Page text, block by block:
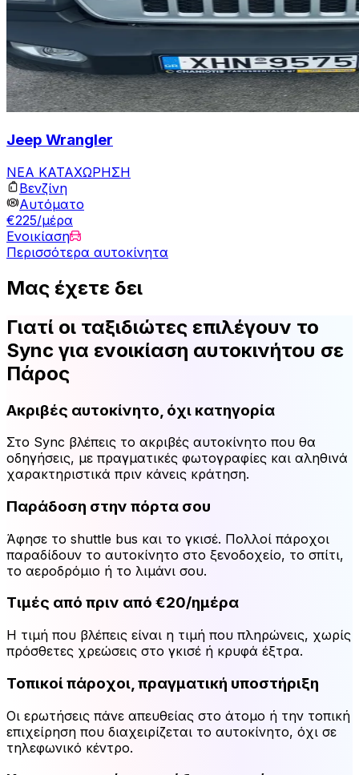
Jeep Wrangler
ΝΕΑ ΚΑΤΑΧΩΡΗΣΗ
Βενζίνη
Αυτόματο
€225/μέρα
Ενοικίαση
Περισσότερα αυτοκίνητα
Μας έχετε δει
Γιατί οι ταξιδιώτες επιλέγουν το
Sync για ενοικίαση αυτοκινήτου σε
Πάρος
Ακριβές αυτοκίνητο, όχι κατηγορία
Στο Sync βλέπεις το ακριβές αυτοκίνητο που θα
οδηγήσεις, με πραγματικές φωτογραφίες και αληθινά
χαρακτηριστικά πριν κάνεις κράτηση.
Παράδοση στην πόρτα σου
Άφησε το shuttle bus και το γκισέ. Πολλοί πάροχοι
παραδίδουν το αυτοκίνητο στο ξενοδοχείο, το σπίτι,
το αεροδρόμιο ή το λιμάνι σου.
Τιμές από πριν από €20/ημέρα
Η τιμή που βλέπεις είναι η τιμή που πληρώνεις, χωρίς
πρόσθετες χρεώσεις στο γκισέ ή κρυφά έξτρα.
Τοπικοί πάροχοι, πραγματική υποστήριξη
Οι ερωτήσεις πάνε απευθείας στο άτομο ή την τοπική
επιχείρηση που διαχειρίζεται το αυτοκίνητο, όχι σε
τηλεφωνικό κέντρο.